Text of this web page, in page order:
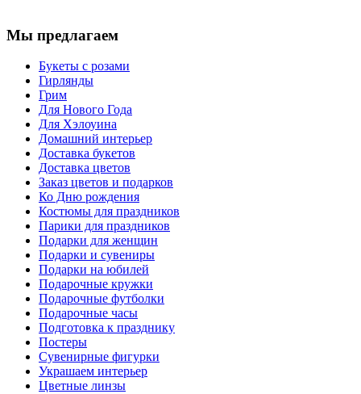
Мы предлагаем
Букеты с розами
Гирлянды
Грим
Для Нового Года
Для Хэлоуина
Домашний интерьер
Доставка букетов
Доставка цветов
Заказ цветов и подарков
Ко Дню рождения
Костюмы для праздников
Парики для праздников
Подарки для женщин
Подарки и сувениры
Подарки на юбилей
Подарочные кружки
Подарочные футболки
Подарочные часы
Подготовка к празднику
Постеры
Сувенирные фигурки
Украшаем интерьер
Цветные линзы